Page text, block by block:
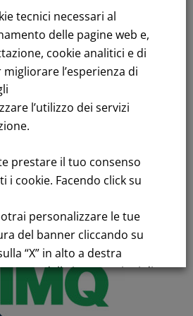
titolo in Borsa
14
interamente versato
tecnici necessari al
delle pagine web e,
cookie analitici e di
l’esperienza di
l’utilizzo dei servizi
prestare il tuo consenso
i cookie. Facendo click su
personalizzare le tue
del banner cliccando su
“X” in alto a destra
delle impostazioni di
della navigazione
o altri strumenti di